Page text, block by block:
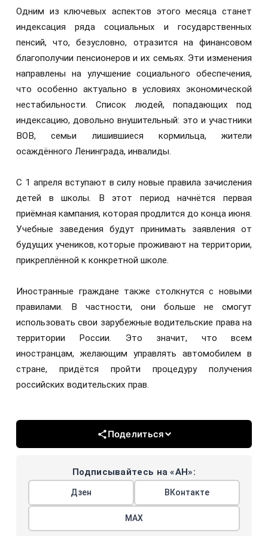
Одним из ключевых аспектов этого месяца станет
индексация ряда социальных и государственных
пенсий, что, безусловно, отразится на финансовом
благополучии пенсионеров и их семьях. Эти изменения
направлены на улучшение социального обеспечения,
что особенно актуально в условиях экономической
нестабильности. Список людей, попадающих под
индексацию, довольно внушительный: это и участники
ВОВ, семьи лишившиеся кормильца, жители
осаждённого Ленинграда, инвалиды.
С 1 апреля вступают в силу новые правила зачисления
детей в школы. В этот период начнётся первая
приёмная кампания, которая продлится до конца июня.
Учебные заведения будут принимать заявления от
будущих учеников, которые проживают на территории,
прикреплённой к конкретной школе.
Иностранные граждане также столкнутся с новыми
правилами. В частности, они больше не смогут
использовать свои зарубежные водительские права на
территории России. Это значит, что всем
иностранцам, желающим управлять автомобилем в
стране, придётся пройти процедуру получения
российских водительских прав.
Поделиться
Подписывайтесь на «АН»:
Дзен ВКонтакте
МАХ